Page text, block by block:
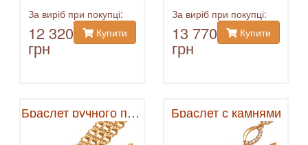
За виріб при покупці:
12 320
грн
Купити
За виріб при покупці:
13 770
грн
Купити
Браслет ручного плетения Браслет с камнями